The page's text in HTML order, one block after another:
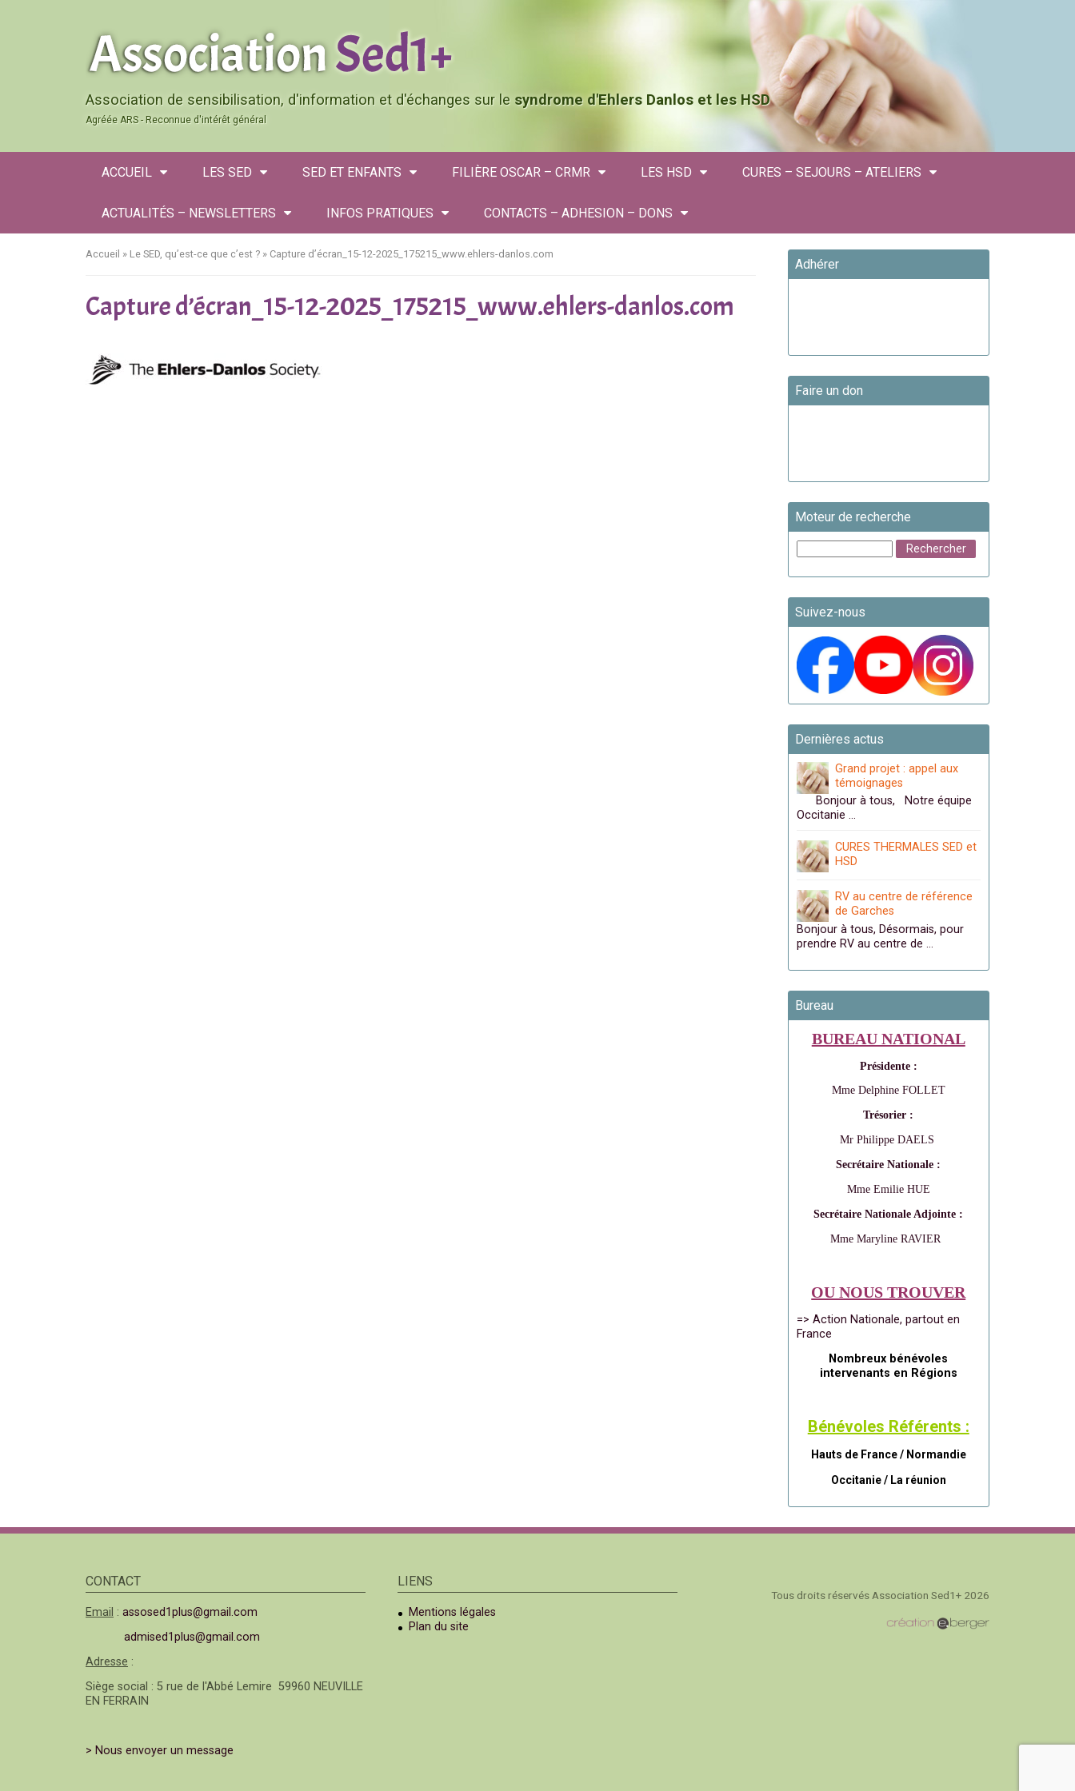
Association de sensibilisation, d'information et d'échanges sur le syndrome d'Ehlers Danlos et les HSD
Agréée ARS - Reconnue d'intérêt général
ACCUEIL LES SED SED ET ENFANTS FILIÈRE OSCAR – CRMR LES HSD CURES – SEJOURS – ATELIERS
ACTUALITÉS – NEWSLETTERS INFOS PRATIQUES CONTACTS – ADHESION – DONS
Accueil » Le SED, qu’est-ce que c’est ? » Capture d’écran_15-12-2025_175215_www.ehlers-danlos.com
Capture d’écran_15-12-2025_175215_www.ehlers-danlos.com
Adhérer
Faire un don
Moteur de recherche
Suivez-nous
Dernières actus
Grand projet : appel aux
témoignages
Bonjour à tous, Notre équipe
Occitanie …
CURES THERMALES SED et
HSD
RV au centre de référence
de Garches
Bonjour à tous, Désormais, pour
prendre RV au centre de …
Bureau
BUREAU NATIONAL
Présidente :
Mme Delphine FOLLET
Trésorier :
Mr Philippe DAELS
Secrétaire Nationale :
Mme Emilie HUE
Secrétaire Nationale Adjointe :
Mme Maryline RAVIER
OU NOUS TROUVER
=> Action Nationale, partout en
France
Nombreux bénévoles
intervenants en Régions
Bénévoles Référents :
Hauts de France / Normandie
Occitanie / La réunion
CONTACT
Email : assosed1plus@gmail.com
admised1plus@gmail.com
Adresse :
Siège social : 5 rue de l'Abbé Lemire 59960 NEUVILLE
EN FERRAIN
> Nous envoyer un message
LIENS
Mentions légales
Plan du site
Tous droits réservés Association Sed1+ 2026